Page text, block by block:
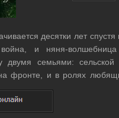
десятки лет
и няня-
двумя семьями: сельской
фронте, и в ролях
мамаши. ...